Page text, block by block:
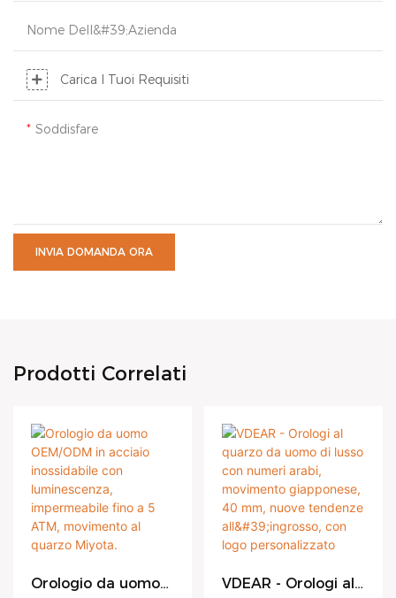
Nome Dell&#39;azienda
Carica I Tuoi Requisiti
Soddisfare
INVIA DOMANDA ORA
Prodotti Correlati
Orologio da uomo
VDEAR - Orologi al